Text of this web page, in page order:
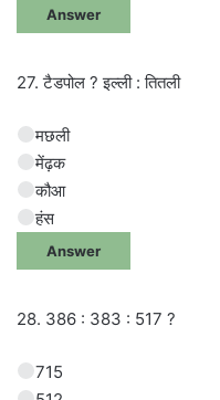
Answer
27. टैडपोल ? इल्ली : तितली
मछली
मेंढ़क
कौआ
हंस
Answer
28. 386 : 383 : 517 ?
715